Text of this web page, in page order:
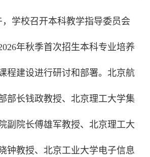
，学校召开本科教学指导委员会
年秋季首次招生本科专业培养
程建设进行研讨和部署。北京航
部长钱政教授、北京理工大学集
副院长傅雄军教授、北京理工大
钟教授、北京工业大学电子信息